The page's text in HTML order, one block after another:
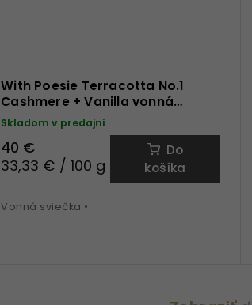
With Poesie Terracotta No.1
Cashmere + Vanilla vonná
sviečka
Skladom v predajni
40 €
33,33 € / 100 g
Do
košíka
Vonná sviečka •